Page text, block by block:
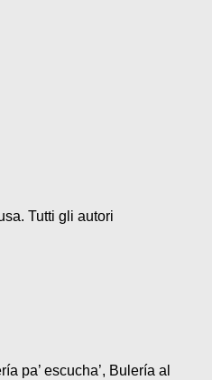
Tutti gli autori
pa’ escucha’, Bulería al